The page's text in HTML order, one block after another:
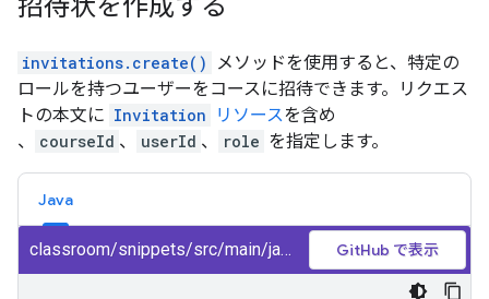
招待状を作成する
invitations.create()
メソッドを使用すると、特定の
ロールを持つユーザーをコースに招待できます。リクエス
トの本文に Invitation リソースを含め
、
courseId 、 userId 、 role を指定します。
Java
classroom/snippets/src/main/java/CreateInvitation.java GitHub で表示